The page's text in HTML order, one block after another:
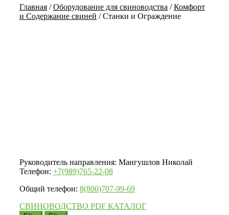
Главная /Оборудование для свиноводства /Комфорт
и Содержание свиней /Станки и Ограждение
Руководитель направления: Мангушлов Николай
Телефон: +7(989)765-22-08
Общий телефон: 8(800)707-99-69
СВИНОВОДСТВО PDF КАТАЛОГ